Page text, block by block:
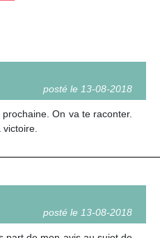
posté le 13-08-2018
On va te raconter.
posté le 13-08-2018